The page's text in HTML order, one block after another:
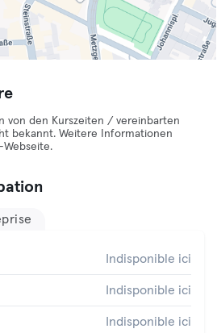
von den Kurszeiten / vereinbarten
bekannt. Weitere Informationen
Indisponible ici
Indisponible ici
Indisponible ici